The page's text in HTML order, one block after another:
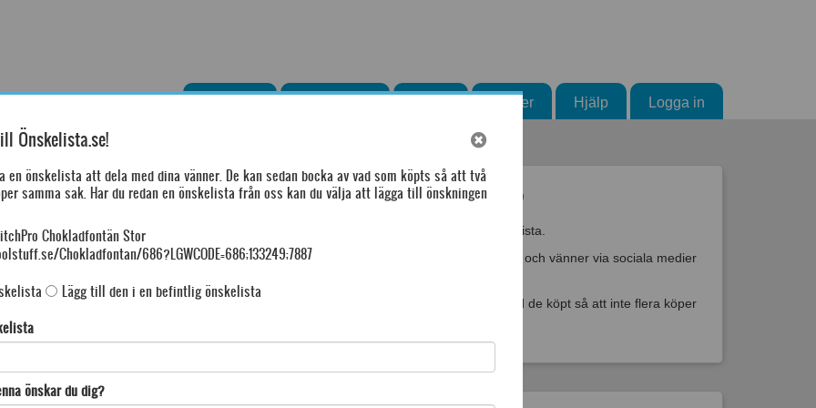
Guider Hjälp Logga in
här!
den och fortsätta en annan
listan, men ett konto för att dela den
Varför önskelista.se?
1. Skapa och designa din önskelista.
2. Dela din önskelista med familj och vänner via sociala medier
3. Dina vänner kan bocka av vad de köpt så att inte flera köper
Önskelista.se!
en önskelista att dela med dina vänner. De kan sedan bocka av vad som köpts så att två
samma sak. Har du redan en önskelista från oss kan du välja att lägga till önskningen
Chokladfontän Stor
Chokladfontan/686?LGWCODE=686;133249;7887
Lägg till den i en befintlig önskelista
önskar du dig?